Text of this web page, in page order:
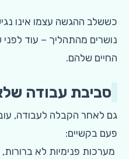
כששלב ההגשה עצמו אינו
נושרים מהתהליך – עוד
החיים שלהם.
סביבת עבודה
גם לאחר הקבלה לעבודה,
פעם בקשיים:
מערכות פנימיות לא